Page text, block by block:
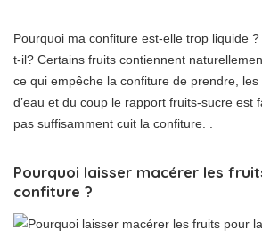
Pourquoi ma confiture est-elle trop liquide
t-il? Certains fruits contiennent
ce qui empêche la confiture de prendre,
d’eau et du coup le rapport fruits-sucre est
pas suffisamment cuit la confiture. .
Pourquoi laisser macérer les
confiture ?